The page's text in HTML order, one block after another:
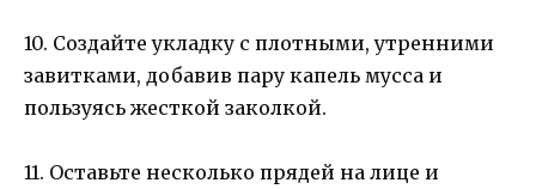
10. Создайте укладку с плотными, утренними
завитками, добавив пару капель мусса и
пользуясь жесткой заколкой.
11. Оставьте несколько прядей на лице и